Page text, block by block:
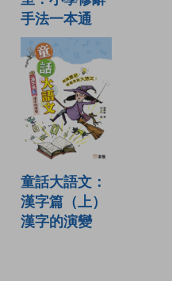
手法一本通
童話大語文：
漢字篇（上）
漢字的演變